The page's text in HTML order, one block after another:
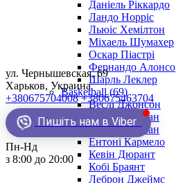
ул. Чернышевская, 69
Харьков, Украина
+380675704008 +380675463704
Пишіть нам в Viber
Пн-Нд
з 8:00 до 20:00
Даніель Ріккардо
Ландо Норріс
Льюіс Хемілтон
Міхаель Шумахер
Оскар Піастрі
Фернандо Алонсо
Шарль Леклер
Basketball (69)
Веслі Джонсон
Демар Деразан
Денніс Родман
Ентоні Кармело
Кевін Дюрант
Кобі Браянт
Леброн Джеймс